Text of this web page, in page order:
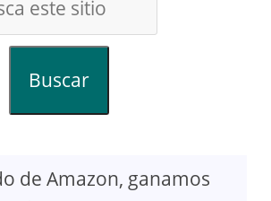
Buscar
de Amazon, ganamos